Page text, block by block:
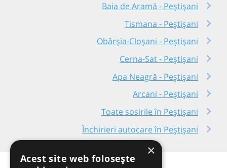
Baia de Aramă - Peștișani
Tismana - Peștișani
Obârșia-Cloșani - Peștișani
Cerna-Sat - Peștișani
Apa Neagră - Peștișani
Arcani - Peștișani
Toate sosirile în Peștișani
Închirieri autocare în Peștișani
×
Acest site web folosește